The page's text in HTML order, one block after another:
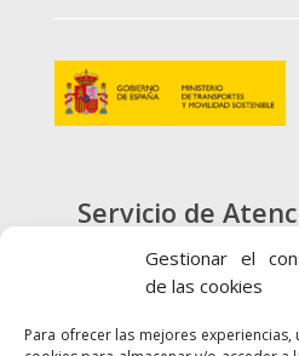
Gestionar el
de las cookies
Para ofrecer las mejores
Servicio de
900